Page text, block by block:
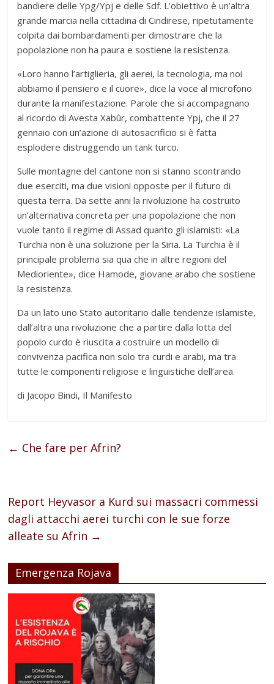
bandiere delle Ypg/Ypj e delle Sdf. L’obiettivo è un’altra
grande marcia nella cittadina di Cindirese, ripetutamente
colpita dai bombardamenti per dimostrare che la
popolazione non ha paura e sostiene la resistenza.
«Loro hanno l’artiglieria, gli aerei, la tecnologia, ma noi
abbiamo il pensiero e il cuore», dice la voce al microfono
durante la manifestazione. Parole che si accompagnano
al ricordo di Avesta Xabûr, combattente Ypj, che il 27
gennaio con un’azione di autosacrificio si è fatta
esplodere distruggendo un tank turco.
Sulle montagne del cantone non si stanno scontrando
due eserciti, ma due visioni opposte per il futuro di
questa terra. Da sette anni la rivoluzione ha costruito
un’alternativa concreta per una popolazione che non
vuole tanto il regime di Assad quanto gli islamisti: «La
Turchia non è una soluzione per la Siria. La Turchia è il
principale problema sia qua che in altre regioni del
Medioriente», dice Hamode, giovane arabo che sostiene
la resistenza.
Da un lato uno Stato autoritario dalle tendenze islamiste,
dall’altra una rivoluzione che a partire dalla lotta del
popolo curdo è riuscita a costruire un modello di
convivenza pacifica non solo tra curdi e arabi, ma tra
tutte le componenti religiose e linguistiche dell’area.
di Jacopo Bindi, Il Manifesto
← Che fare per Afrin?
Report Heyvasor a Kurd sui massacri commessi
dagli attacchi aerei turchi con le sue forze
alleate su Afrin →
Emergenza Rojava